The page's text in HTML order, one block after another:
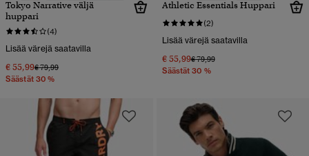
Tokyo Narrative väljä
huppari
(4)
Lisää värejä saatavilla
€ 55,99Hinta alennettu hinnasta
€ 79,99hintaan
Säästät 30 %
Athletic Essentials Huppari
(2)
Lisää värejä saatavilla
€ 55,99Hinta alennettu hinnasta
€ 79,99hintaan
Säästät 30 %